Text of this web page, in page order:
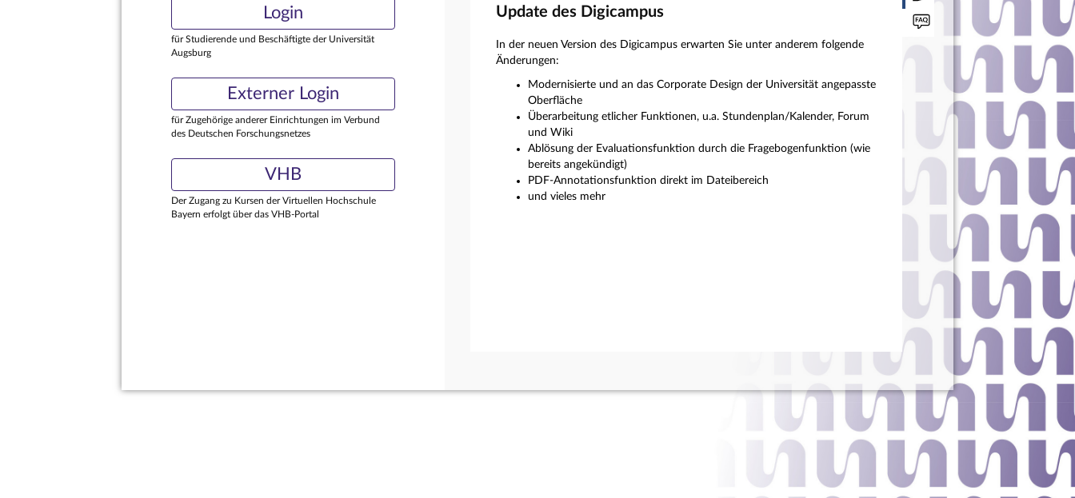
Login
für Studierende und Beschäftigte der Universität
Augsburg
Externer Login
für Zugehörige anderer Einrichtungen im Verbund
des Deutschen Forschungsnetzes
VHB
Der Zugang zu Kursen der Virtuellen Hochschule
Bayern erfolgt über das VHB-Portal
Update des Digicampus
In der neuen Version des Digicampus erwarten Sie unter anderem folgende
Änderungen:
Modernisierte und an das Corporate Design der Universität angepasste
Oberfläche
Überarbeitung etlicher Funktionen, u.a. Stundenplan/Kalender, Forum
und Wiki
Ablösung der Evaluationsfunktion durch die Fragebogenfunktion (wie
bereits angekündigt)
PDF-Annotationsfunktion direkt im Dateibereich
und vieles mehr